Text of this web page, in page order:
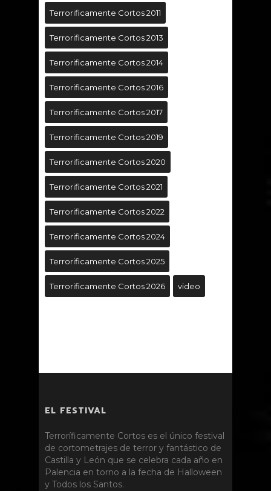
Terrorificamente Cortos 2011
Terrorificamente Cortos 2013
Terrorificamente Cortos 2014
Terrorificamente Cortos 2016
Terrorificamente Cortos 2017
Terrorificamente Cortos 2019
Terrorificamente Cortos 2020
Terrorificamente Cortos 2021
Terrorificamente Cortos 2022
Terrorificamente Cortos 2024
Terrorificamente Cortos 2025
Terrorificamente Cortos 2026 video
EL FESTIVAL
Terroríficamente Cortos es el único festival
de cortometrajes de terror y fantástico de
Castilla y León que se celebra cada año en
Palencia en torno a la fecha de Halloween
y Todos los Santos.